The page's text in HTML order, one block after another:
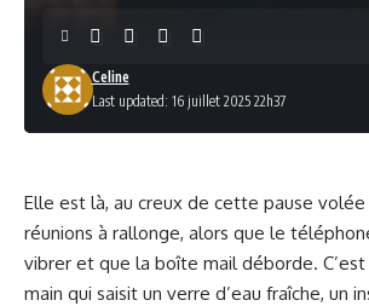
Last updated: 16 juillet 2025 22h37
Celine
Elle est là, au creux de cette pause
réunions à rallonge, alors que le
vibrer et que la boîte mail déborde. C’est
main qui saisit un verre d’eau fraîche, un